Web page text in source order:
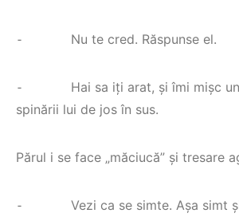
⁃ Nu te cred. Răspunse el.
⁃ Hai sa iți arat, și îmi mișc un
spinării lui de jos în sus.
Părul i se face „măciucă” și tresare
⁃ Vezi ca se simte. Așa simt și